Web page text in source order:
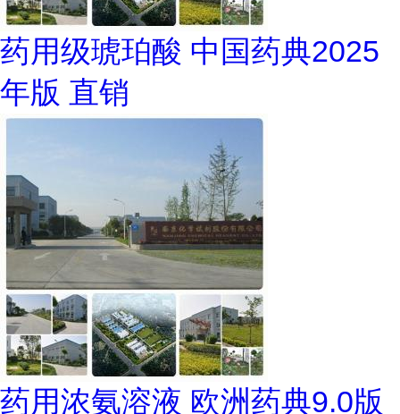
药用级琥珀酸 中国药典2025
年版 直销
药用浓氨溶液 欧洲药典9.0版